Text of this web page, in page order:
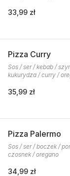
33,99 zł
Pizza Curry
Sos / ser / kebab /
kukurydza / curry /
35,99 zł
Pizza Palermo
Sos / ser / boczek /
czosnek / oregano
34,99 zł